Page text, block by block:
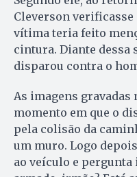
Cleverson
vítima teria feito
cintura. Diante dessa
disparou contra o
As imagens
momento em que o
pela colisão da
um muro. Logo
ao veículo e pergunta